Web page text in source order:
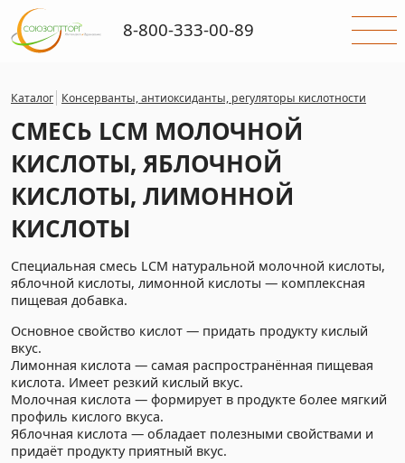
Каталог Консерванты, антиоксиданты, регуляторы кислотности
СМЕСЬ LCM МОЛОЧНОЙ
КИСЛОТЫ, ЯБЛОЧНОЙ
КИСЛОТЫ, ЛИМОННОЙ
КИСЛОТЫ
Специальная смесь LCM натуральной молочной кислоты,
яблочной кислоты, лимонной кислоты — комплексная
пищевая добавка.
Основное свойство кислот — придать продукту кислый
вкус.
Лимонная кислота — самая распространённая пищевая
кислота. Имеет резкий кислый вкус.
Молочная кислота — формирует в продукте более мягкий
профиль кислого вкуса.
Яблочная кислота — обладает полезными свойствами и
придаёт продукту приятный вкус.
8-800-333-00-89